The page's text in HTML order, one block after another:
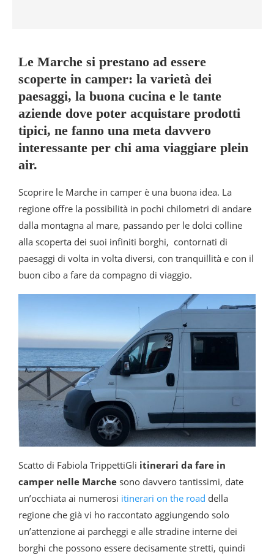
Le Marche si prestano ad essere
scoperte in camper: la varietà dei
paesaggi, la buona cucina e le tante
aziende dove poter acquistare prodotti
tipici, ne fanno una meta davvero
interessante per chi ama viaggiare plein
air.
Scoprire le Marche in camper è una buona idea. La
regione offre la possibilità in pochi chilometri di andare
dalla montagna al mare, passando per le dolci colline
alla scoperta dei suoi infiniti borghi, contornati di
paesaggi di volta in volta diversi, con tranquillità e con il
buon cibo a fare da compagno di viaggio.
Scatto di Fabiola TrippettiGli itinerari da fare in
camper nelle Marche sono davvero tantissimi, date
un’occhiata ai numerosi itinerari on the road della
regione che già vi ho raccontato aggiungendo solo
un’attenzione ai parcheggi e alle stradine interne dei
borghi che possono essere decisamente stretti, quindi